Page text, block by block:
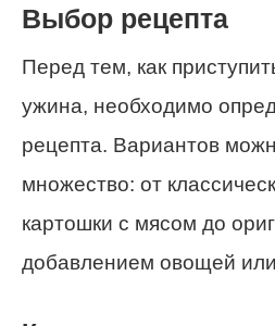
Выбор рецепта
Перед тем, как
ужина, необходимо
рецепта. Вариантов
множество: от
картошки с мясом до
добавлением овощей